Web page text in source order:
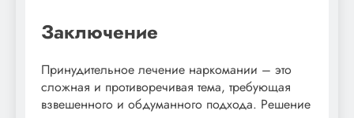
Заключение
Принудительное лечение наркомании – это
сложная и противоречивая тема, требующая
взвешенного и обдуманного подхода. Решение